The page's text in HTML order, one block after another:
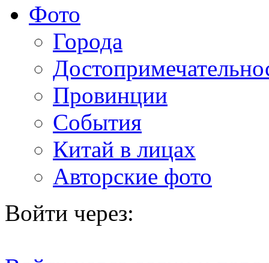
Фото
Города
Провинции
События
Китай в лицах
Авторские фото
Войти через: